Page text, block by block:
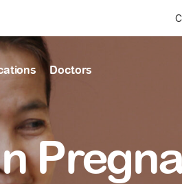
first letter
E F G I J
K
Q U
V
News &
Our
Trusted care for
Our clinics
Dedicated to
Doctors